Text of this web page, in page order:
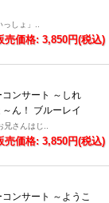
しょ」..
売価格: 3,850円(税込)
コンサート ～しれ
ん！ ブルーレイ
さんはじ..
売価格: 3,850円(税込)
ンサート ～ようこ